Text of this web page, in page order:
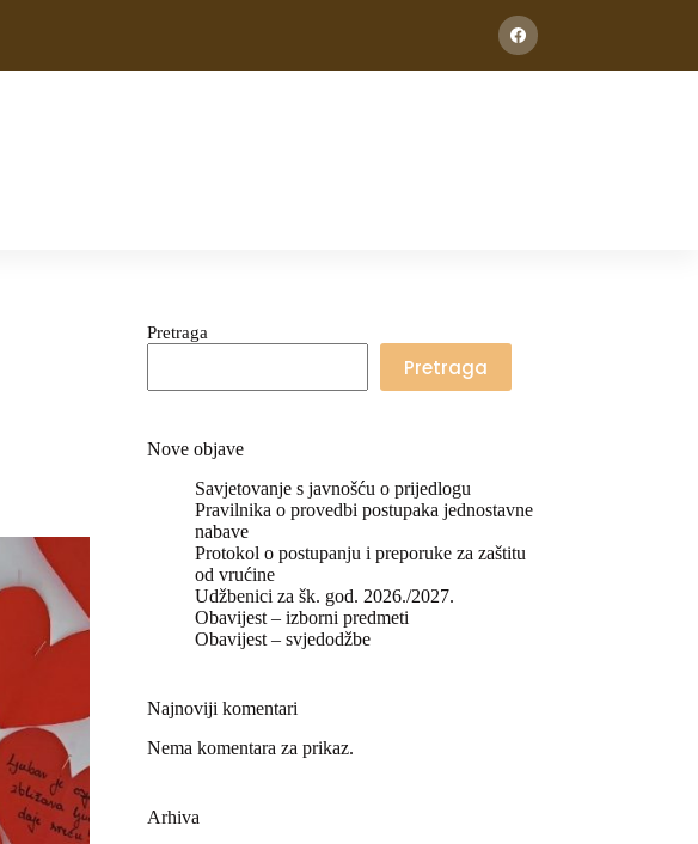
Pretraga
Pretraga
Nove objave
Savjetovanje s javnošću o prijedlogu
Pravilnika o provedbi postupaka jednostavne
nabave
Protokol o postupanju i preporuke za zaštitu
od vrućine
Udžbenici za šk. god. 2026./2027.
Obavijest – izborni predmeti
Obavijest – svjedodžbe
Najnoviji komentari
Nema komentara za prikaz.
Arhiva